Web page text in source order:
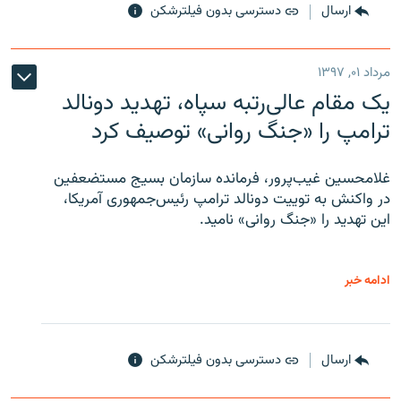
ارسال دسترسی بدون فیلترشکن
مرداد ۰۱, ۱۳۹۷
یک مقام عالی‌رتبه سپاه، تهدید دونالد
ترامپ را «جنگ روانی» توصیف کرد
غلامحسین غیب‌پرور، فرمانده سازمان بسیج مستضعفین
در واکنش به توییت دونالد ترامپ رئیس‌جمهوری آمریکا،
این تهدید را «جنگ روانی» نامید.
ادامه خبر
ارسال دسترسی بدون فیلترشکن